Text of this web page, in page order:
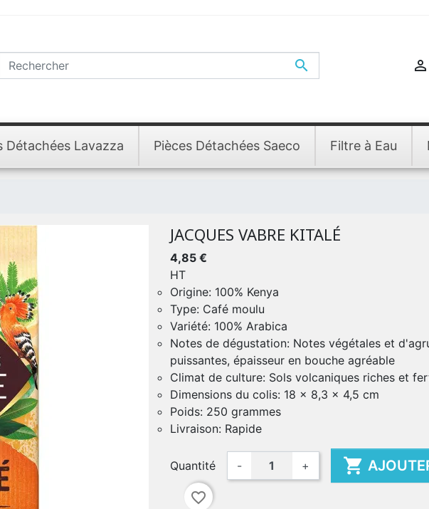
 
Détachées Lavazza Pièces Détachées Saeco Filtre à Eau
JACQUES VABRE KITALÉ
4,85 €
HT
Origine: 100% Kenya
Type: Café moulu
Variété: 100% Arabica
Notes de dégustation: Notes végétales et
puissantes, épaisseur en bouche agréable
Climat de culture: Sols volcaniques riches et
Dimensions du colis: 18 x 8,3 x 4,5 cm
Poids: 250 grammes
Livraison: Rapide
Quantité - + 
favorite_border